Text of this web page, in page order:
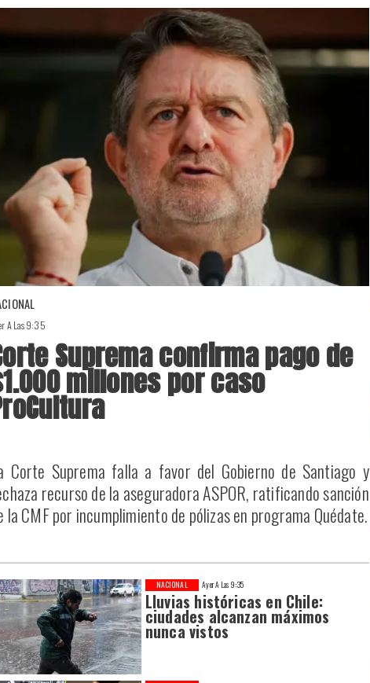
Ayer A Las 9:35
Lluvias históricas en Chile:
ciudades alcanzan máximos
nunca vistos
NACIONAL
A Las 9:35
Suprema confirma pago de
millones por caso
Corte Suprema falla a favor del Gobierno de Santiago y
recurso de la aseguradora ASPOR, ratificando sanción
la CMF por incumplimiento de pólizas en programa Quédate.